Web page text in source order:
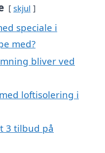
skjul
speciale i
med?
bliver ved
loftisolering i
3 tilbud på